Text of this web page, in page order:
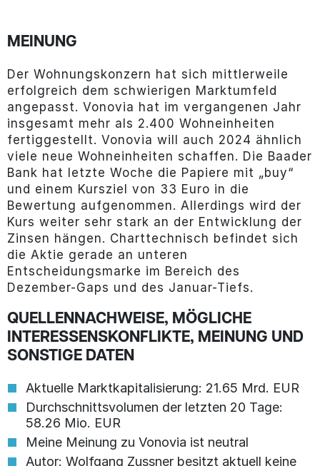
MEINUNG
Der Wohnungskonzern hat sich mittlerweile
erfolgreich dem schwierigen Marktumfeld
angepasst. Vonovia hat im vergangenen Jahr
insgesamt mehr als 2.400 Wohneinheiten
fertiggestellt. Vonovia will auch 2024 ähnlich
viele neue Wohneinheiten schaffen. Die Baader
Bank hat letzte Woche die Papiere mit „buy“
und einem Kursziel von 33 Euro in die
Bewertung aufgenommen. Allerdings wird der
Kurs weiter sehr stark an der Entwicklung der
Zinsen hängen. Charttechnisch befindet sich
die Aktie gerade an unteren
Entscheidungsmarke im Bereich des
Dezember-Gaps und des Januar-Tiefs.
QUELLENNACHWEISE, MÖGLICHE
INTERESSENSKONFLIKTE, MEINUNG UND
SONSTIGE DATEN
Aktuelle Marktkapitalisierung: 21.65 Mrd. EUR
Durchschnittsvolumen der letzten 20 Tage:
58.26 Mio. EUR
Meine Meinung zu Vonovia ist neutral
Autor: Wolfgang Zussner besitzt aktuell keine